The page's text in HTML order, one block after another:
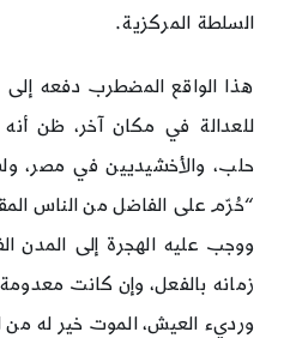
السلطة المركزية.
هذا الواقع المضطرب دفعه إلى
للعدالة في مكان آخر، ظن
حلب، والأخشيديين في مصر،
“حُرّم على الفاضل من الناس
ووجب عليه الهجرة إلى المدن
زمانه بالفعل، وإن كانت
ورديء العيش، الموت خير له من